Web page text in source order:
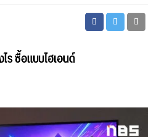
ซื้อแบบไฮเอนด์